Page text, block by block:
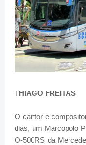
THIAGO FREITAS
O cantor e
dias, um Marcopolo
O-500RS da